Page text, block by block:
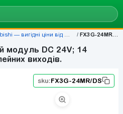
вигідні ціни від 677 грн FX3G-24MR/DS
модуль DC 24V; 14
виходів.
sku:FX3G-24MR/DS